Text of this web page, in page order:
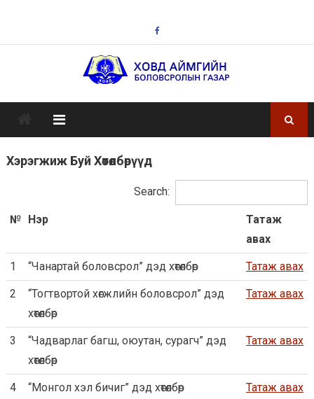
content
Хэрэгжиж Буй Хөтөлбөрүүд
Search:
№ Нэр
Татаж
авах
1 “Чанартай боловсрол” дэд хөтөлбөр Татаж авах
2
“Тогтвортой хөгжлийн боловсрол” дэд
хөтөлбөр
Татаж авах
3
“Чадварлаг багш, оюутан, сурагч” дэд
хөтөлбөр
Татаж авах
4 “Монгол хэл бичиг” дэд хөтөлбөр Татаж авах